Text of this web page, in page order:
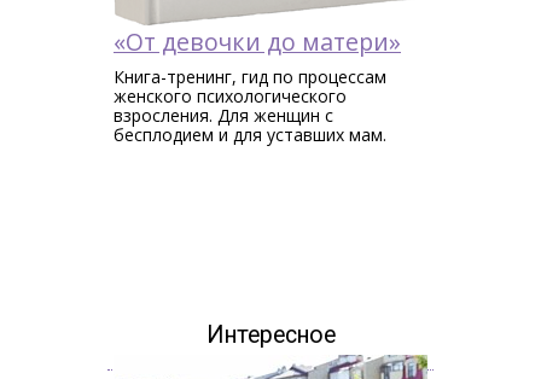
«От девочки до матери»
Книга-тренинг, гид по процессам
женского психологического
взросления. Для женщин c
бесплодием и для уставших мам.
Интересное